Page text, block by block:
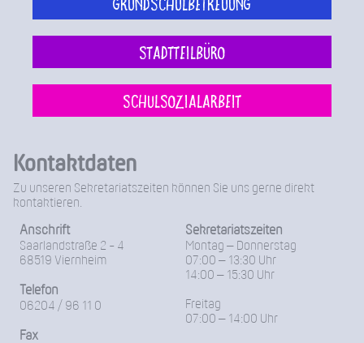
Stadtteilbüro
Schulsozialarbeit
Kontaktdaten
Zu unseren Sekretariatszeiten können Sie uns gerne direkt
kontaktieren.
Anschrift
Saarlandstraße 2 - 4
68519 Viernheim
Telefon
06204 / 96 11 0
Fax
Sekretariatszeiten
Montag – Donnerstag
07:00 – 13:30 Uhr
14:00 – 15:30 Uhr
Freitag
07:00 – 14:00 Uhr